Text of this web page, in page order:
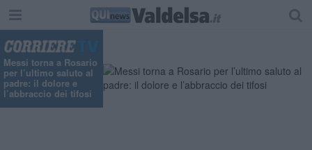
Messi torna a Rosario
per l’ultimo saluto al
padre: il dolore e
l’abbraccio dei tifosi